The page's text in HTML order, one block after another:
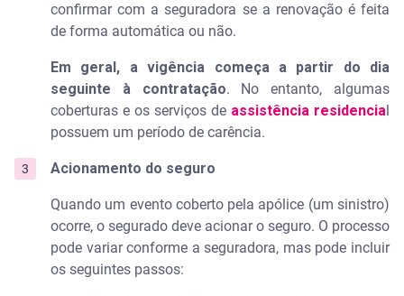
confirmar com a seguradora se a renovação é feita
de forma automática ou não.
Em geral, a vigência começa a partir do dia
seguinte à contratação. No entanto, algumas
coberturas e os serviços de assistência residencia
possuem um período de carência.
Acionamento do seguro
Quando um evento coberto pela apólice (um sinistro)
ocorre, o segurado deve acionar o seguro. O processo
pode variar conforme a seguradora, mas pode incluir
os seguintes passos: